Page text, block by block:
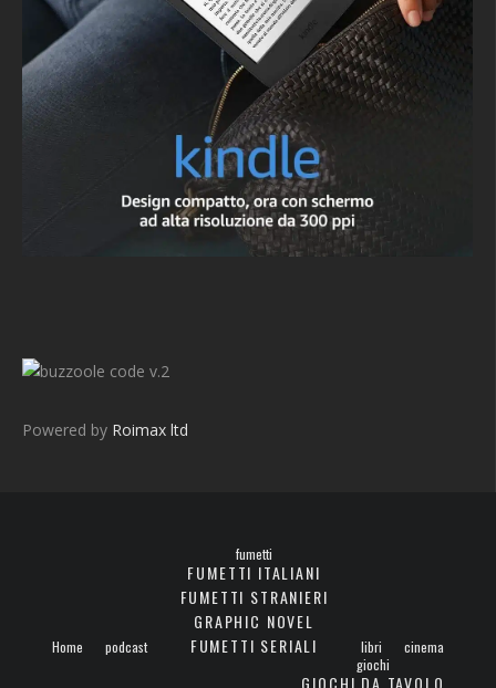
v.2
Powered by Roimax ltd
Home podcast
fumetti
FUMETTI ITALIANI
FUMETTI STRANIERI
GRAPHIC NOVEL
FUMETTI SERIALI
libri
cinema
giochi
GIOCHI DA TAVOLO